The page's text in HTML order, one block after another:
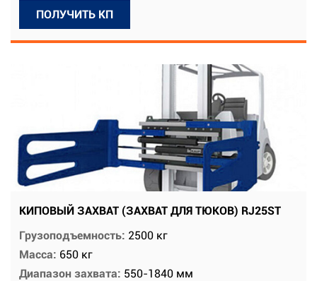
ПОЛУЧИТЬ КП
КИПОВЫЙ ЗАХВАТ (ЗАХВАТ ДЛЯ ТЮКОВ) RJ25ST
Грузоподъемность: 2500 кг
Масса: 650 кг
Диапазон захвата: 550-1840 мм